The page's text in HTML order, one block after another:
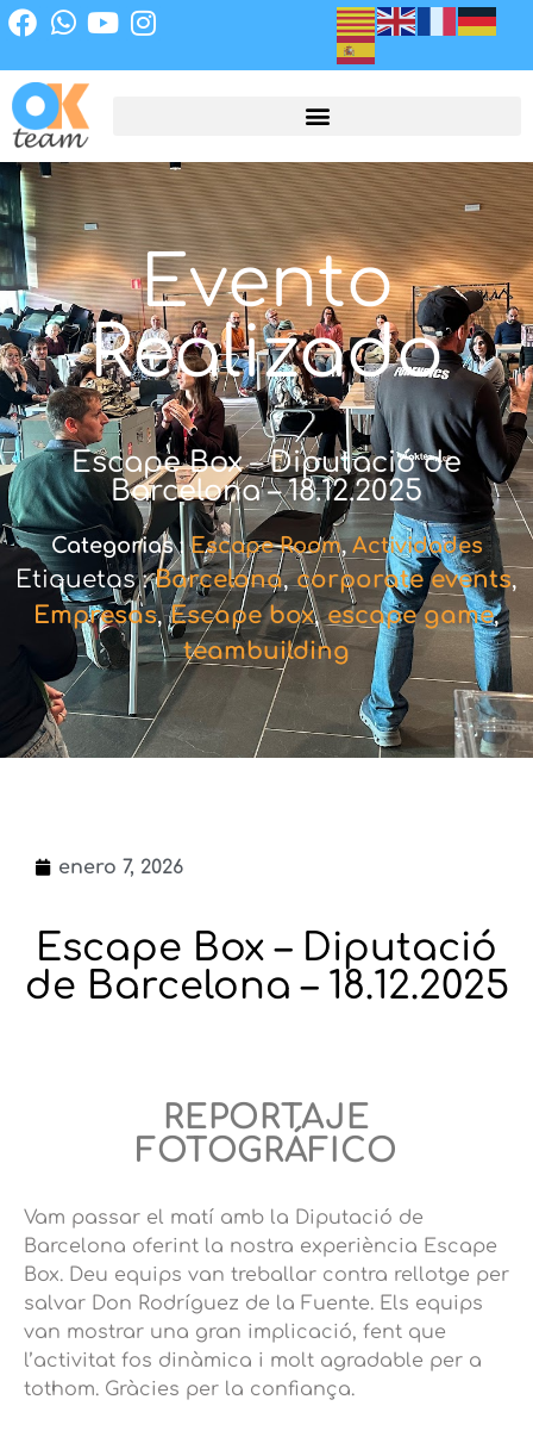
Evento
Realizado
Escape Box – Diputació de
Barcelona – 18.12.2025
Categorias :Escape Room,Actividades
Etiquetas :Barcelona,corporate events,
Empresas,Escape box,escape game,
teambuilding
enero 7, 2026
Escape Box – Diputació
de Barcelona – 18.12.2025
REPORTAJE
FOTOGRÁFICO
Vam passar el matí amb la Diputació de
Barcelona oferint la nostra experiència Escape
Box. Deu equips van treballar contra rellotge per
salvar Don Rodríguez de la Fuente. Els equips
van mostrar una gran implicació, fent que
l’activitat fos dinàmica i molt agradable per a
tothom. Gràcies per la confiança.